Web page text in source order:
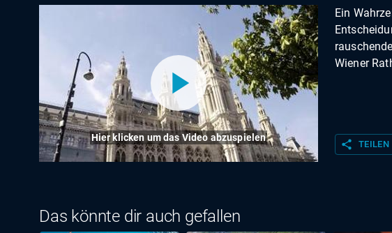
Hier klicken um das Video abzuspielen
Ein
Wiener
share TEILEN
Das könnte dir auch gefallen